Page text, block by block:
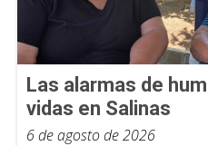
Las alarmas de
vidas en Salinas
6 de agosto de 2026